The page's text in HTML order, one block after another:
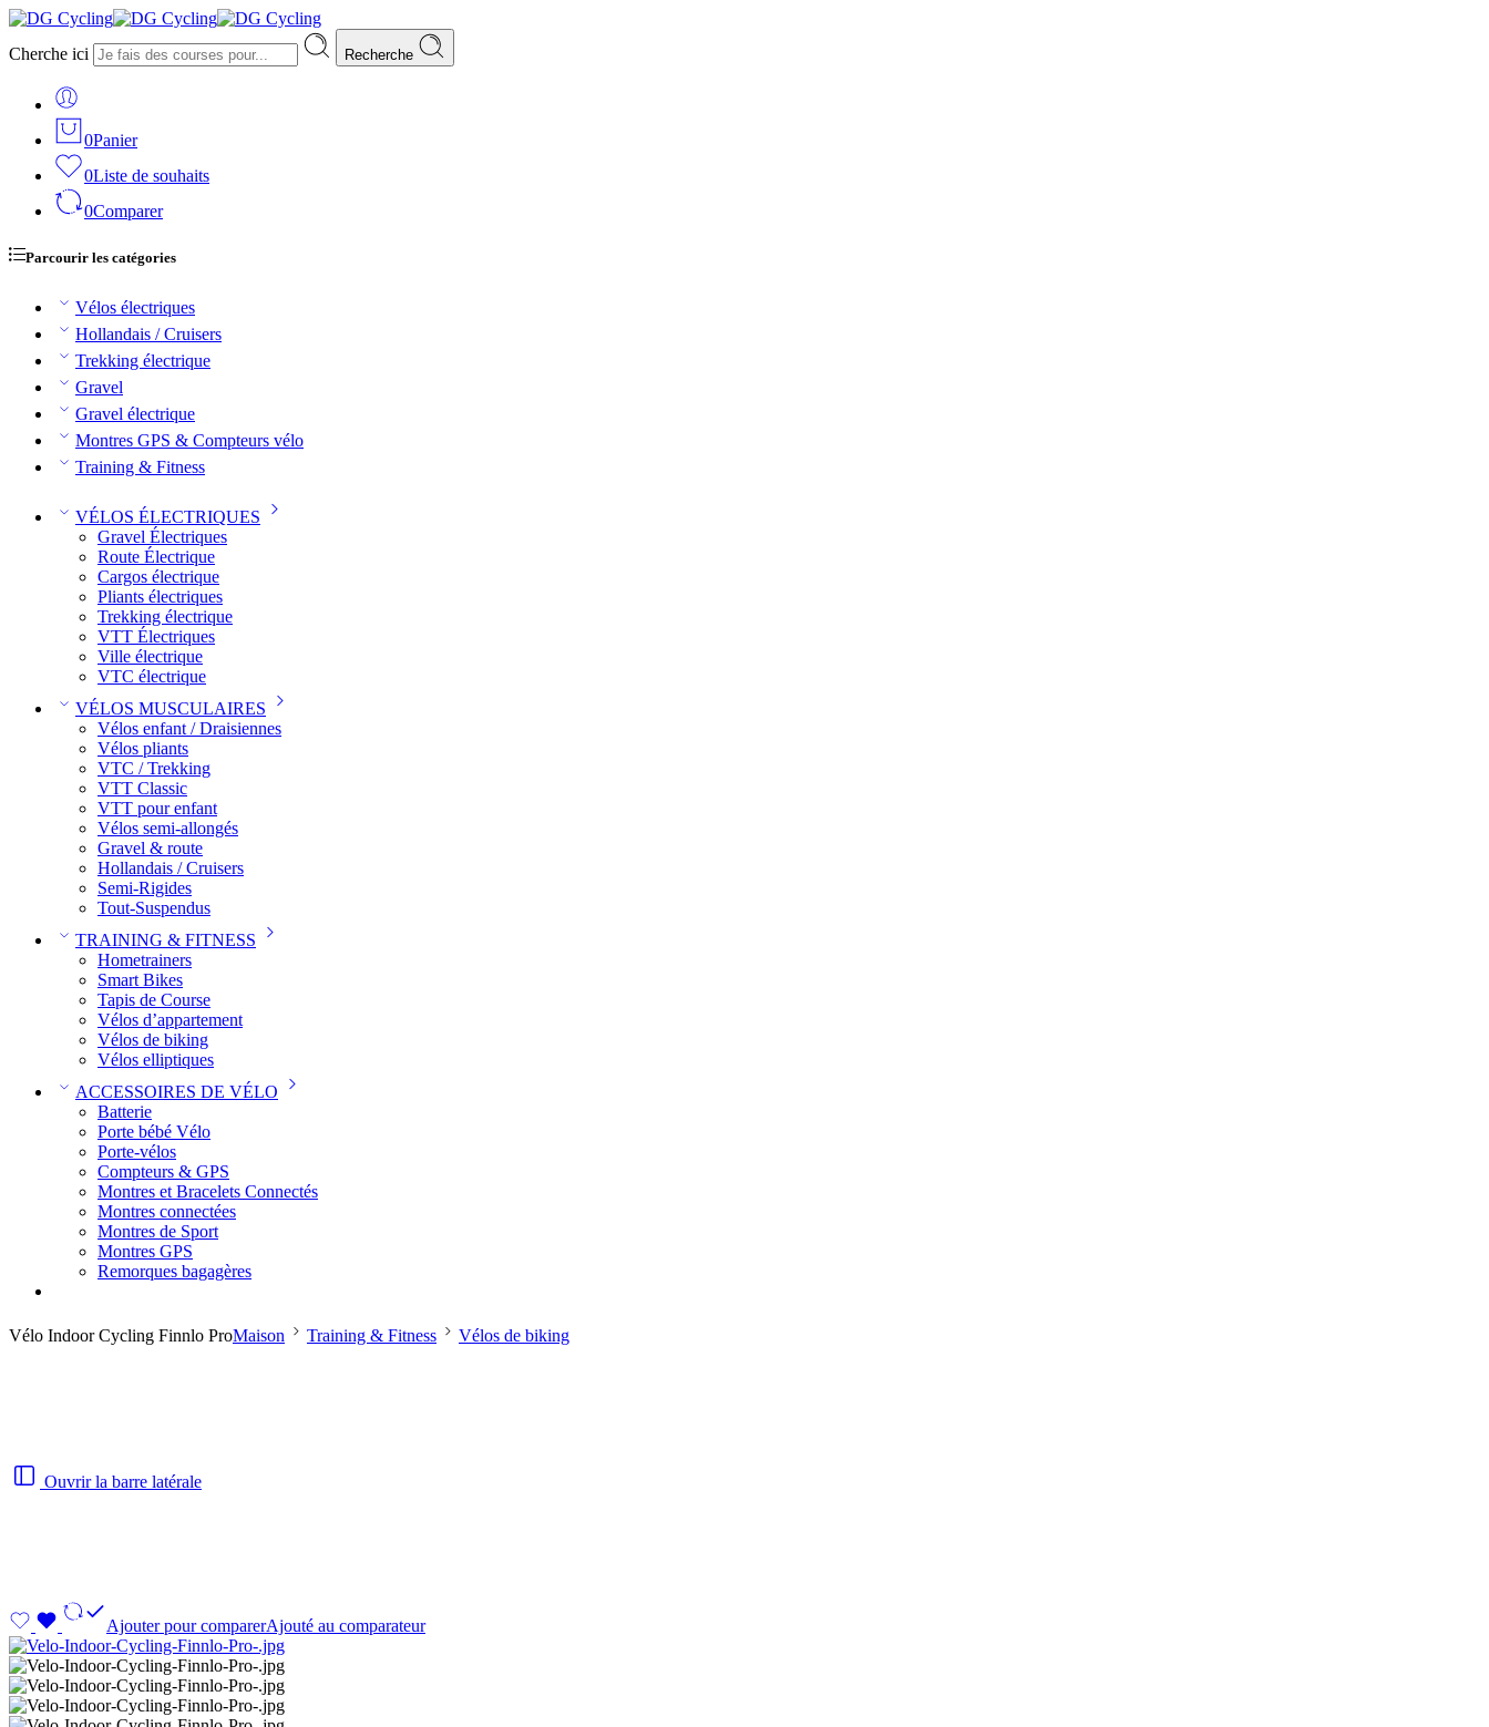
Cherche ici Recherche
0Panier
0Liste de souhaits
0Comparer
Parcourir les catégories
Vélos électriques
Hollandais / Cruisers
Trekking électrique
Gravel
Gravel électrique
Montres GPS & Compteurs vélo
Training & Fitness
VÉLOS ÉLECTRIQUES
Gravel Électriques
Route Électrique
Cargos électrique
Pliants électriques
Trekking électrique
VTT Électriques
Ville électrique
VTC électrique
VÉLOS MUSCULAIRES
Vélos enfant / Draisiennes
Vélos pliants
VTC / Trekking
VTT Classic
VTT pour enfant​
Vélos semi-allongés
Gravel & route
Hollandais / Cruisers
Semi-Rigides
Tout-Suspendus
TRAINING & FITNESS
Hometrainers
Smart Bikes
Tapis de Course
Vélos d’appartement
Vélos de biking
Vélos elliptiques
ACCESSOIRES DE VÉLO
Batterie
Porte bébé Vélo
Porte-vélos
Compteurs & GPS
Montres et Bracelets Connectés
Montres connectées
Montres de Sport
Montres GPS
Remorques bagagères
Vélo Indoor Cycling Finnlo ProMaison Training & Fitness Vélos de biking
Ouvrir la barre latérale
Ajouter pour comparerAjouté au comparateur